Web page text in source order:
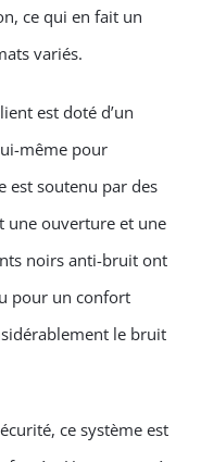
ce qui en fait un
variés.
est doté d’un
même pour
est soutenu par des
une ouverture et une
noirs anti-bruit ont
pour un confort
le bruit
ce système est